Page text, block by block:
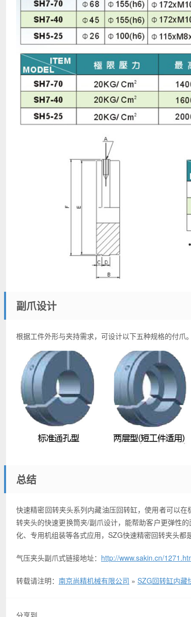
副爪设计
根据工件外形与夹持需求，可设计以下五种规格的付爪。
总结
快速精密回转夹头系列内藏油压回转缸，使用者可以
转夹头的快速更换筒夹/副爪设计，能帮助客户更弹性
化、专用机组装等各式应用，SZG快速精密回转夹头都
气压夹头副爪式链接地址： http://www.sakin.cn/
转载请注明： 南京尚精机械有限公司 » SZG回转缸内藏
分享到